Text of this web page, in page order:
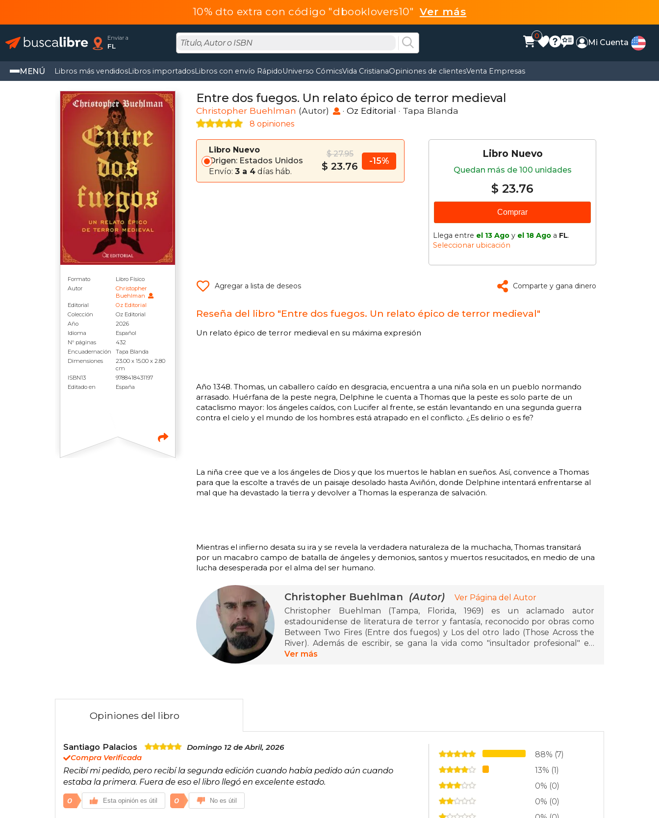
10% dto extra con código "dbooklovers10" Ver más
Enviar a
FL
0
Mi Cuenta
MENÚ Libros más vendidosLibros importadosLibros con envío RápidoUniverso CómicsVida CristianaOpiniones de clientesVenta Empresas
Formato
Libro Físico
Autor
Christopher
Buehlman
Editorial
Oz Editorial
Colección
Oz Editorial
Año
2026
Idioma
Español
N° páginas
432
Encuadernación
Tapa Blanda
Dimensiones
23.00 x 15.00 x 2.80
cm
ISBN13
9788418431197
Editado en
España
Entre dos fuegos. Un relato épico de terror medieval
Christopher Buehlman (Autor) · Oz Editorial · Tapa Blanda
8 opiniones
Libro Nuevo
Origen: Estados Unidos
Envío: 3 a 4 días háb.
$ 27.95
$ 23.76 -15%
Libro Nuevo
Quedan más de 100 unidades
$ 23.76
Comprar
Llega entre el 13 Ago y el 18 Ago a FL.
Seleccionar ubicación
Agregar a lista de deseos Comparte y gana dinero
Reseña del libro "Entre dos fuegos. Un relato épico de terror medieval"
Un relato épico de terror medieval en su máxima expresión
Año 1348. Thomas, un caballero caído en desgracia, encuentra a una niña sola en un pueblo normando
arrasado. Huérfana de la peste negra, Delphine le cuenta a Thomas que la peste es solo parte de un
cataclismo mayor: los ángeles caídos, con Lucifer al frente, se están levantando en una segunda guerra
contra el cielo y el mundo de los hombres está atrapado en el conflicto. ¿Es delirio o es fe?
La niña cree que ve a los ángeles de Dios y que los muertos le hablan en sueños. Así, convence a Thomas
para que la escolte a través de un paisaje desolado hasta Aviñón, donde Delphine intentará enfrentarse al
mal que ha devastado la tierra y devolver a Thomas la esperanza de salvación.
Mientras el infierno desata su ira y se revela la verdadera naturaleza de la muchacha, Thomas transitará
por un macabro campo de batalla de ángeles y demonios, santos y muertos resucitados, en medio de una
lucha desesperada por el alma del ser humano.
Christopher Buehlman (Autor)
Ver Página del Autor
Christopher Buehlman (Tampa, Florida, 1969) es un aclamado autor
estadounidense de literatura de terror y fantasía, reconocido por obras como
Between Two Fires (Entre dos fuegos) y Los del otro lado (Those Across the
River). Además de escribir, se gana la vida como "insultador profesional" en
ferias medievales, una profesión que ha influido en su estilo narrativo.
Ver más
Opiniones del libro
Santiago Palacios
Domingo 12 de Abril, 2026
Compra Verificada
Recibí mi pedido, pero recibí la segunda edición cuando había pedido aún cuando
estaba la primera. Fuera de eso el libro llegó en excelente estado.
0 Esta opinión es útil 0 No es útil
88% (7)
13% (1)
0% (0)
0% (0)